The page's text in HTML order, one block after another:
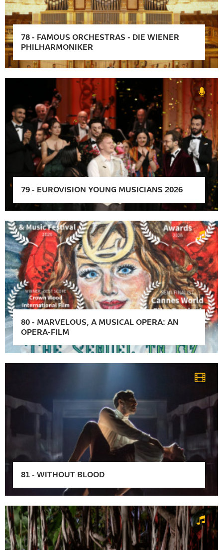
78 - FAMOUS ORCHESTRAS - DIE WIENER
PHILHARMONIKER
79 - EUROVISION YOUNG MUSICIANS 2026
80 - MARVELOUS, A MUSICAL OPERA: AN
OPERA-FILM
81 - WITHOUT BLOOD